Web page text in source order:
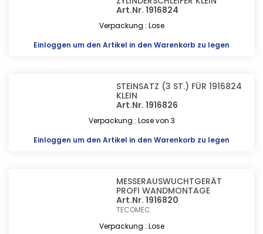
Art.Nr. 1916824
Verpackung : Lose
Einloggen um den Artikel in den Warenkorb zu legen
STEINSATZ (3 ST.) FÜR 1916824
KLEIN
Art.Nr. 1916826
Verpackung : Lose von 3
Einloggen um den Artikel in den Warenkorb zu legen
MESSERAUSWUCHTGERÄT
PROFI WANDMONTAGE
Art.Nr. 1916820
TECOMEC
Verpackung : Lose